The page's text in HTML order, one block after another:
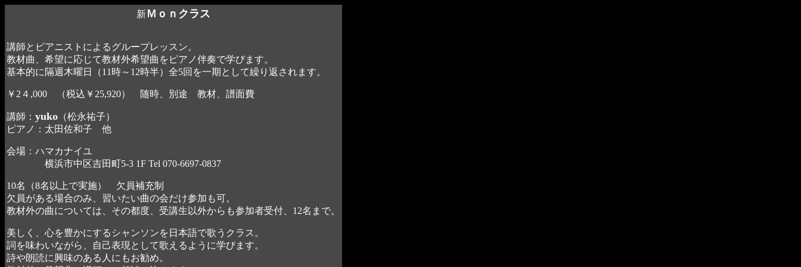
新 Ｍｏｎクラス
講師とピアニストによるグループレッスン。
教材曲、希望に応じて教材外希望曲をピアノ伴奏で学びます。
基本的に隔週木曜日（1 1 時～12時半）全5回を一期として繰り返されます。
￥2４,000 （税込￥25,920） 随時、別途 教材、譜面費
講師： yuko （松永祐子）
ピアノ：太田佐和子 他
会場 ：ハマカナイユ
横浜市中区吉田町5-3 1F Tel 070-6697-0837
10名（8名以上で実施） 欠員補充制
欠員がある場合のみ、習いたい曲の会だけ参加も可。
教材外の曲については、その都度、受講生以外からも参加者受付、12名まで。
美しく、心を豊かにするシャンソンを日本語で歌うクラス。
詞を味わいながら、自己表現として歌えるように学びます。
詩や朗読に興味のある人にもお勧め。